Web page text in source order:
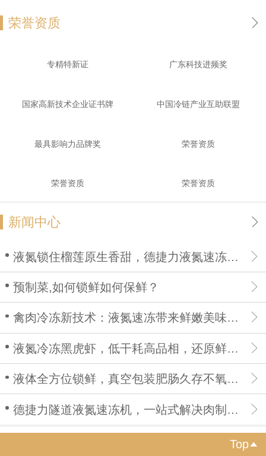
荣誉资质
专精特新证 广东科技进频奖
国家高新技术企业证书牌 中国冷链产业互助联盟
最具影响力品牌奖 荣誉资质
荣誉资质 荣誉资质
新闻中心
液氮锁住榴莲原生香甜，德捷力液氮速冻机打造高品质榴莲果肉
预制菜,如何锁鲜如何保鲜？
禽肉冷冻新技术：液氮速冻带来鲜嫩美味，高端预制菜供货无忧
液氮冷冻黑虎虾，低干耗高品相，还原鲜活海鲜口感
液体全方位锁鲜，真空包装肥肠久存不氧化、不开裂、无异味
德捷力隧道液氮速冻机，一站式解决肉制品保鲜痛点
Top